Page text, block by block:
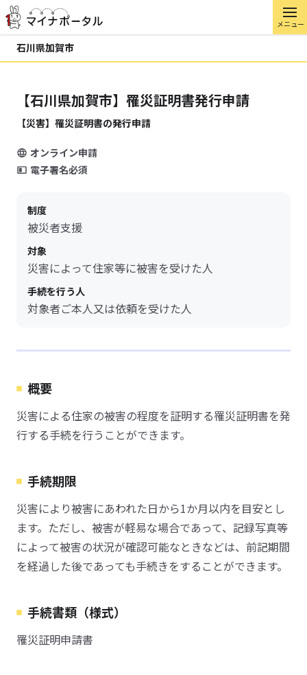
メニュー
石川県加賀市
【石川県加賀市】罹災証明書発行申請
【災害】罹災証明書の発行申請
オンライン申請
電子署名必須
制度
被災者支援
対象
災害によって住家等に被害を受けた人
手続を行う人
対象者ご本人又は依頼を受けた人
概要
災害による住家の被害の程度を証明する罹災証明書を発
行する手続を行うことができます。
手続期限
災害により被害にあわれた日から1か月以内を目安とし
ます。ただし、被害が軽易な場合であって、記録写真等
によって被害の状況が確認可能なときなどは、前記期間
を経過した後であっても手続きをすることができます。
手続書類（様式）
罹災証明申請書